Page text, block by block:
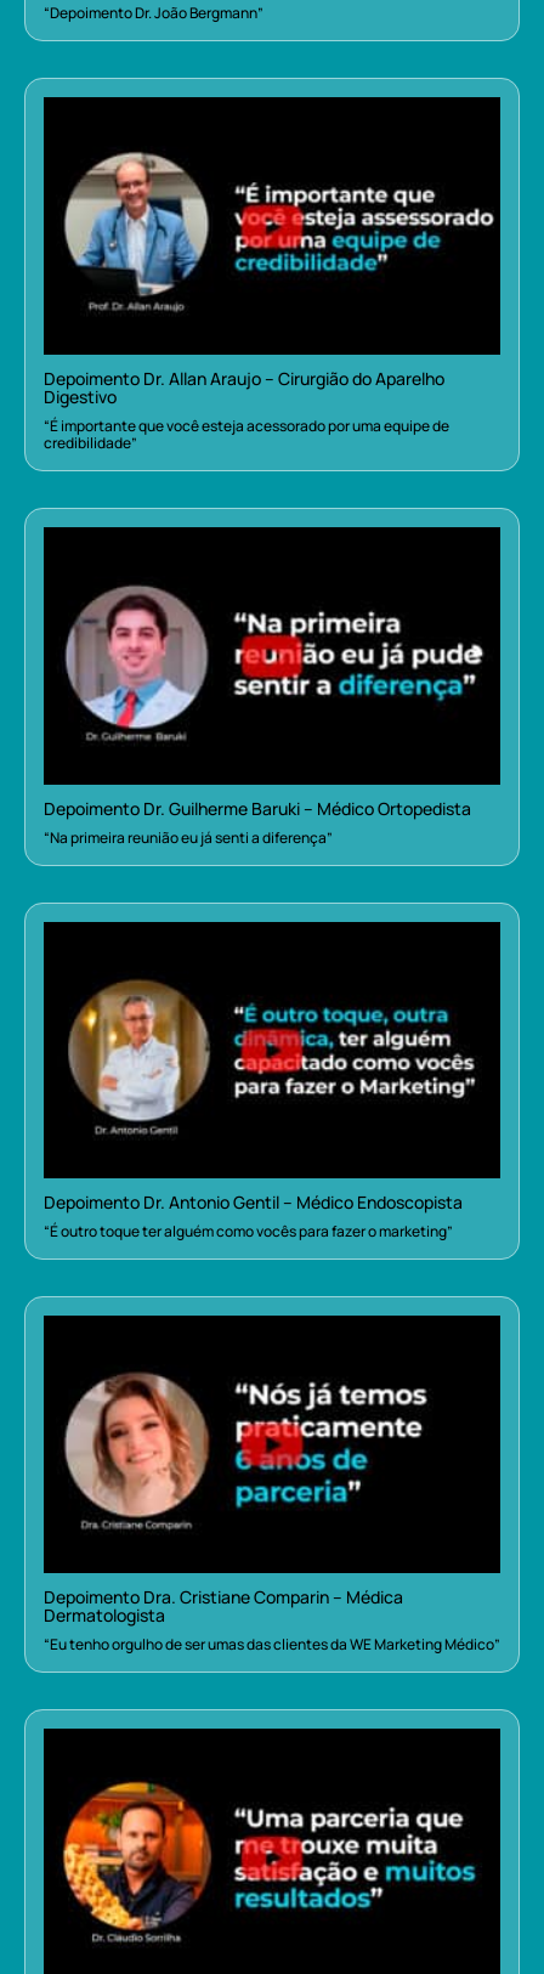
“Depoimento Dr. João Bergmann”
Depoimento Dr. Allan Araujo – Cirurgião do Aparelho
Digestivo
“É importante que você esteja acessorado por uma equipe de
credibilidade”
Depoimento Dr. Guilherme Baruki – Médico Ortopedista
“Na primeira reunião eu já senti a diferença”
Depoimento Dr. Antonio Gentil – Médico Endoscopista
“É outro toque ter alguém como vocês para fazer o marketing”
Depoimento Dra. Cristiane Comparin – Médica
Dermatologista
“Eu tenho orgulho de ser umas das clientes da WE Marketing Médico”